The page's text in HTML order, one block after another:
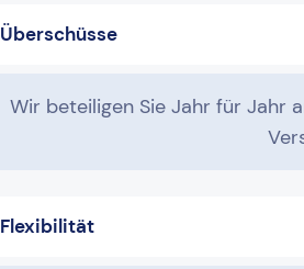
Überschüsse
Wir beteiligen Sie Jahr für Jahr
Flexibilität